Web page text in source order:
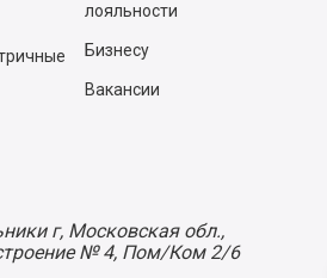
лояльности
Бизнесу
Вакансии
г, Московская обл.,
№ 4, Пом/Ком 2/6